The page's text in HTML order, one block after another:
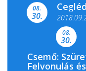
Színes
Csemői
08.
30.
08.
30.
Csemő:
Felvonulás